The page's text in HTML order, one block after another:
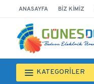
ANASAYFA BIZ KIMIZ
KATEGORİLER